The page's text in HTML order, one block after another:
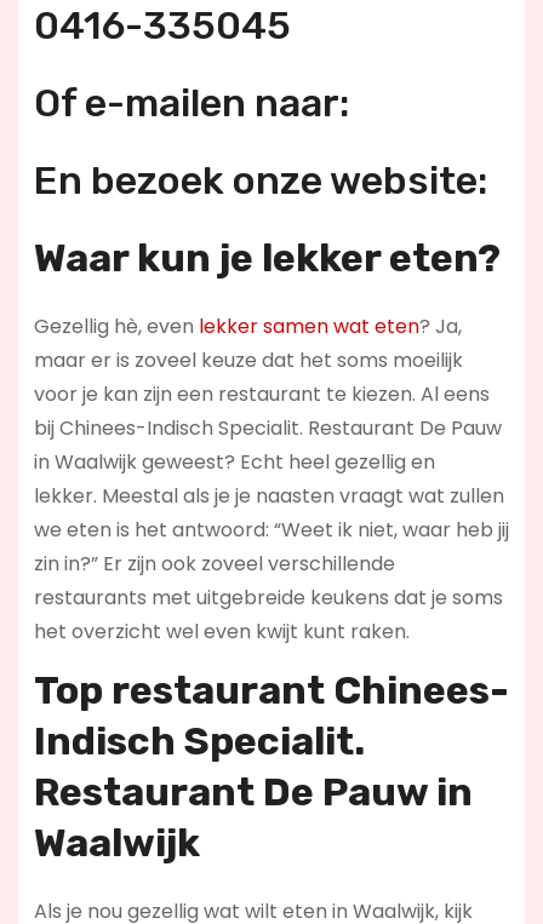
0416-335045
Of e-mailen naar:
En bezoek onze website:
Waar kun je lekker eten?
Gezellig hè, even lekker samen wat eten? Ja,
maar er is zoveel keuze dat het soms moeilijk
voor je kan zijn een restaurant te kiezen. Al eens
bij Chinees-Indisch Specialit. Restaurant De Pauw
in Waalwijk geweest? Echt heel gezellig en
lekker. Meestal als je je naasten vraagt wat zullen
we eten is het antwoord: “Weet ik niet, waar heb jij
zin in?” Er zijn ook zoveel verschillende
restaurants met uitgebreide keukens dat je soms
het overzicht wel even kwijt kunt raken.
Top restaurant Chinees-
Indisch Specialit.
Restaurant De Pauw in
Waalwijk
Als je nou gezellig wat wilt eten in Waalwijk, kijk